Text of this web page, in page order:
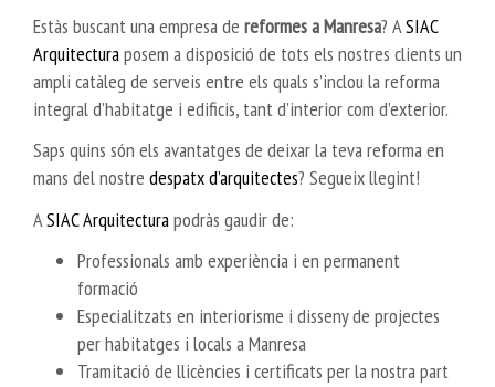
Estàs buscant una empresa de reformes a Manresa? ASIAC
Arquitecturaposem a disposició de tots els nostres clients un
ampli catàleg de serveis entre els quals s’inclou la reforma
integral d’habitatge i edificis, tant d’interior com d’exterior.
Saps quins són els avantatges de deixar la teva reforma en
mans del nostre despatx d’arquitectes? Segueix llegint!
ASIAC Arquitecturapodràs gaudir de:
Professionals amb experiència i en permanent
formació
Especialitzats en interiorisme i disseny de projectes
per habitatges i locals a Manresa
Tramitació de llicències i certificats per la nostra part